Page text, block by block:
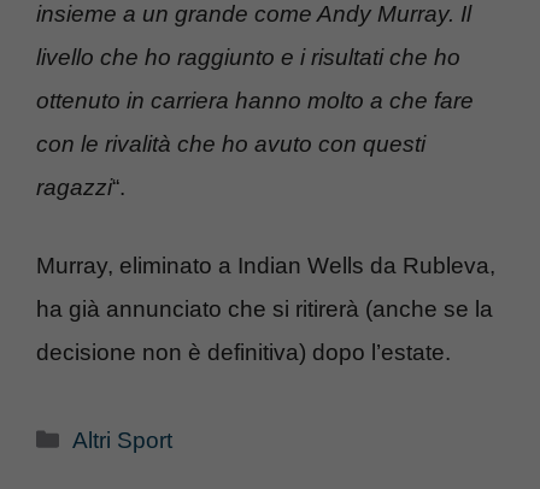
insieme a un grande come Andy Murray. Il
livello che ho raggiunto e i risultati che ho
ottenuto in carriera hanno molto a che fare
con le rivalità che ho avuto con questi
ragazzi“.
Murray, eliminato a Indian Wells da Rubleva,
ha già annunciato che si ritirerà (anche se la
decisione non è definitiva) dopo l’estate.
Categorie
Altri Sport